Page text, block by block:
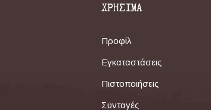
ΧΡΗΣΙΜΑ
Προφίλ
Εγκαταστάσεις
Πιστοποιήσεις
Συνταγές